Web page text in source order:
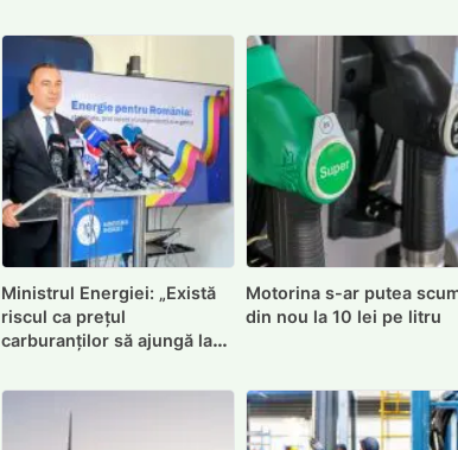
Ministrul Energiei: „Există
riscul ca prețul
carburanților să ajungă la
Motorina s-ar putea
din nou la 10 lei pe litru